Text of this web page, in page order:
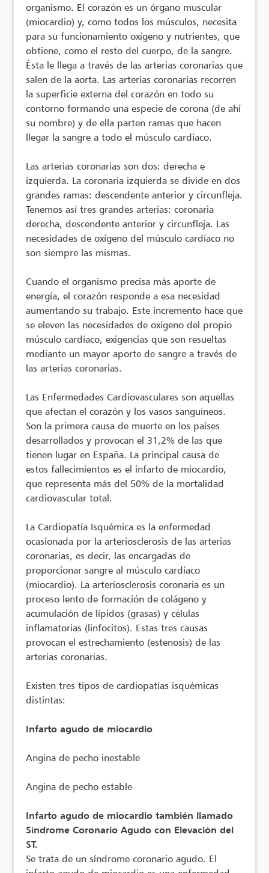
organismo. El corazón es un órgano muscular
(miocardio) y, como todos los músculos, necesita
para su funcionamiento oxígeno y nutrientes, que
obtiene, como el resto del cuerpo, de la sangre.
Ésta le llega a través de las arterias coronarias que
salen de la aorta. Las arterias coronarias recorren
la superficie externa del corazón en todo su
contorno formando una especie de corona (de ahí
su nombre) y de ella parten ramas que hacen
llegar la sangre a todo el músculo cardíaco.
Las arterias coronarias son dos: derecha e
izquierda. La coronaria izquierda se divide en dos
grandes ramas: descendente anterior y circunfleja.
Tenemos así tres grandes arterias: coronaria
derecha, descendente anterior y circunfleja. Las
necesidades de oxígeno del músculo cardíaco no
son siempre las mismas.
Cuando el organismo precisa más aporte de
energía, el corazón responde a esa necesidad
aumentando su trabajo. Este incremento hace que
se eleven las necesidades de oxígeno del propio
músculo cardíaco, exigencias que son resueltas
mediante un mayor aporte de sangre a través de
las arterias coronarias.
Las Enfermedades Cardiovasculares son aquellas
que afectan el corazón y los vasos sanguíneos.
Son la primera causa de muerte en los países
desarrollados y provocan el 31,2% de las que
tienen lugar en España. La principal causa de
estos fallecimientos es el infarto de miocardio,
que representa más del 50% de la mortalidad
cardiovascular total.
La Cardiopatía Isquémica es la enfermedad
ocasionada por la arteriosclerosis de las arterias
coronarias, es decir, las encargadas de
proporcionar sangre al músculo cardíaco
(miocardio). La arteriosclerosis coronaria es un
proceso lento de formación de colágeno y
acumulación de lípidos (grasas) y células
inflamatorias (linfocitos). Estas tres causas
provocan el estrechamiento (estenosis) de las
arterias coronarias.
Existen tres tipos de cardiopatías isquémicas
distintas:
Infarto agudo de miocardio
Angina de pecho inestable
Angina de pecho estable
Infarto agudo de miocardio también llamado
Síndrome Coronario Agudo con Elevación del
ST.
Se trata de un síndrome coronario agudo. El